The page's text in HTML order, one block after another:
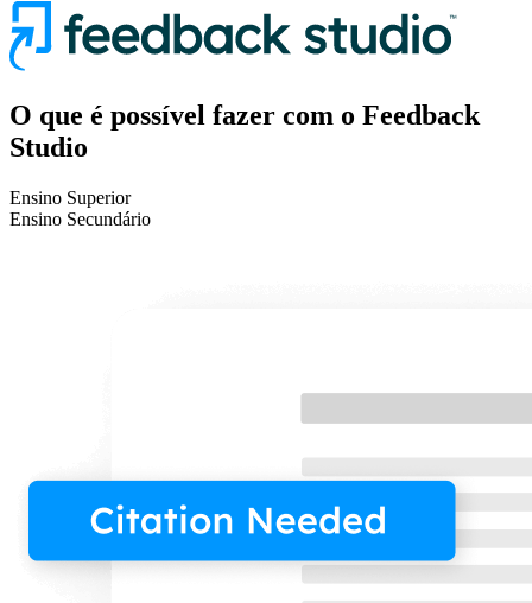
O que é possível fazer com o Feedback
Studio
Ensino Superior
Ensino Secundário